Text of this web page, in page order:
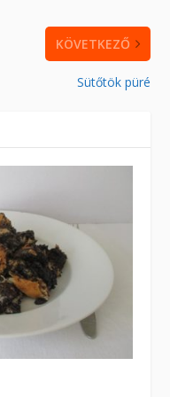
KÖVETKEZŐ
Sütőtök püré